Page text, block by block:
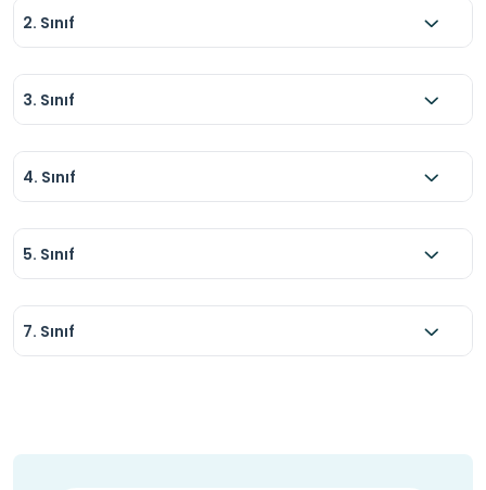
2. Sınıf
3. Sınıf
4. Sınıf
5. Sınıf
7. Sınıf